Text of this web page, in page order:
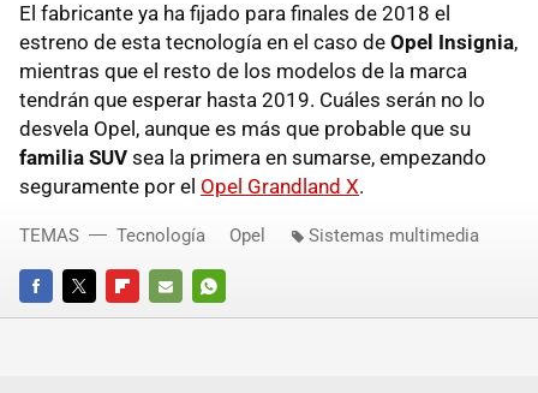
El fabricante ya ha fijado para finales de 2018 el
estreno de esta tecnología en el caso de Opel Insignia,
mientras que el resto de los modelos de la marca
tendrán que esperar hasta 2019. Cuáles serán no lo
desvela Opel, aunque es más que probable que su
familia SUV sea la primera en sumarse, empezando
seguramente por el Opel Grandland X.
FACEBOOKTWITTERFLIPBOARD
E-
WHATSAPP
TEMAS Tecnología Opel Sistemas multimedia